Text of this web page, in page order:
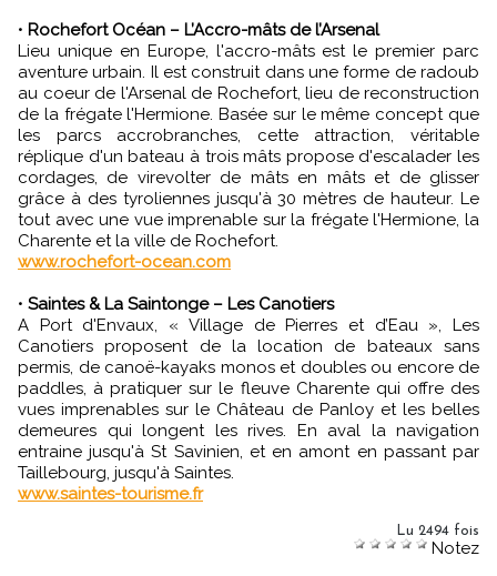
• Rochefort Océan – L’Accro-mâts de l’Arsenal
Lieu unique en Europe, l'accro-mâts est le premier parc
aventure urbain. Il est construit dans une forme de radoub
au coeur de l'Arsenal de Rochefort, lieu de reconstruction
de la frégate l'Hermione. Basée sur le même concept que
les parcs accrobranches, cette attraction, véritable
réplique d'un bateau à trois mâts propose d'escalader les
cordages, de virevolter de mâts en mâts et de glisser
grâce à des tyroliennes jusqu'à 30 mètres de hauteur. Le
tout avec une vue imprenable sur la frégate l'Hermione, la
Charente et la ville de Rochefort.
www.rochefort-ocean.com
• Saintes & La Saintonge – Les Canotiers
A Port d'Envaux, « Village de Pierres et d’Eau », Les
Canotiers proposent de la location de bateaux sans
permis, de canoë-kayaks monos et doubles ou encore de
paddles, à pratiquer sur le fleuve Charente qui offre des
vues imprenables sur le Château de Panloy et les belles
demeures qui longent les rives. En aval la navigation
entraine jusqu'à St Savinien, et en amont en passant par
Taillebourg, jusqu'à Saintes.
www.saintes-tourisme.fr
Lu 2494 fois
Notez